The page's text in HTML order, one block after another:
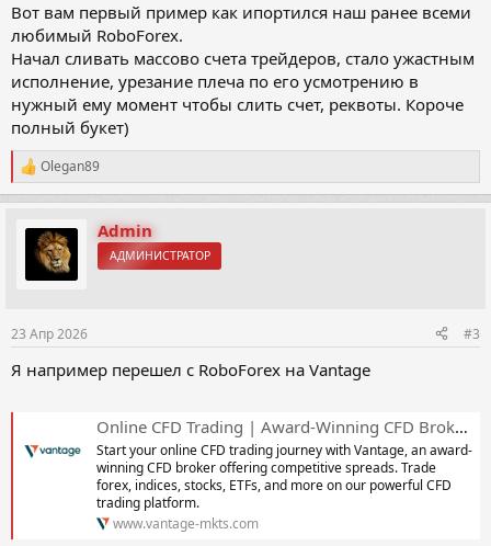
Вот вам первый пример как ипортился наш ранее всеми
любимый RoboForex.
Начал сливать массово счета трейдеров, стало ужастным
исполнение, урезание плеча по его усмотрению в
нужный ему момент чтобы слить счет, реквоты. Короче
полный букет)
Р
е
а
и
Olegan89
Admin
АДМИНИСТРАТОР
23 Апр 2026 #3
Я например перешел с RoboForex на Vantage
Online CFD Trading | Award-Winning CFD Broker & Platform | Vantage
Start your online CFD trading journey with Vantage, an award-
winning CFD broker offering competitive spreads. Trade
forex, indices, stocks, ETFs, and more on our powerful CFD
trading platform.
www.vantage-mkts.com